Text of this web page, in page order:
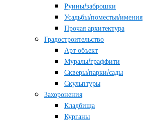
Руины/заброшки
Усадьбы/поместья/имения
Прочая архитектура
Градостроительство
Арт-объект
Муралы/граффити
Скверы/парки/сады
Скульптуры
Захоронения
Кладбища
Курганы